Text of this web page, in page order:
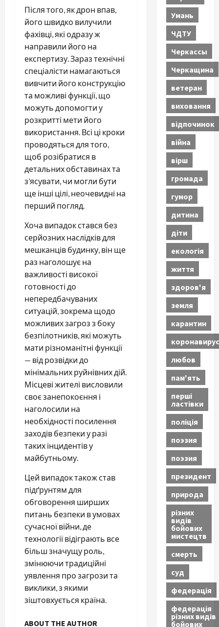
Після того, як дрон впав,
його швидко вилучили
фахівці, які одразу ж
направили його на
експертизу. Зараз технічні
спеціалісти намагаються
вивчити його конструкцію
та можливі функції, що
можуть допомогти у
розкритті мети його
використання. Всі ці кроки
проводяться для того,
щоб розібратися в
детальних обставинах та
з’ясувати, чи могли бути
ще інші цілі, неочевидні на
перший погляд.
Хоча випадок стався без
серйозних наслідків для
мешканців будинку, він ще
раз наголошує на
важливості високої
готовності до
непередбачуваних
ситуацій, зокрема щодо
можливих загроз з боку
безпілотників, які можуть
мати різноманітні функції
— від розвідки до
мінімальних руйнівних дій.
Місцеві жителі висловили
своє занепокоєння і
наголосили на
необхідності посилення
заходів безпеки у разі
таких інцидентів у
майбутньому.
Цей випадок також став
підґрунтям для
обговорення ширших
питань безпеки в умовах
сучасної війни, де
технології відіграють все
більш значущу роль,
змінюючи традиційні
уявлення про загрози та
виклики, з якими
зіштовхується країна.
ABOUT THE AUTHOR
Умань
ЧДТУ
Черкассы
Черкащина
ветеран
виховання
відпочинок
війна
вірш
громада
гумор
дитина
діти
екологія
життя
здоров'я
земля
карантин
коронавирус
любов
пам'ять
перші
ластівки
поліція
поэзия
поэзия
президент
природа
різних
видів
бойових
мистецтв
смерть
суд
федерація
федерація
різних видів
бойових